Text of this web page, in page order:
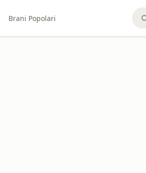
Brani Popolari